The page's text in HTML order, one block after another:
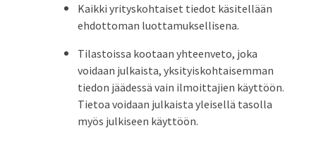
Kaikki yrityskohtaiset tiedot käsitellään
ehdottoman luottamuksellisena.
Tilastoissa kootaan yhteenveto, joka
voidaan julkaista, yksityiskohtaisemman
tiedon jäädessä vain ilmoittajien käyttöön.
Tietoa voidaan julkaista yleisellä tasolla
myös julkiseen käyttöön.